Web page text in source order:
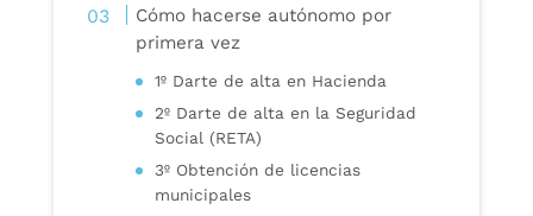
Cómo hacerse autónomo por
primera vez
1º Darte de alta en Hacienda
2º Darte de alta en la Seguridad
Social (RETA)
3º Obtención de licencias
municipales